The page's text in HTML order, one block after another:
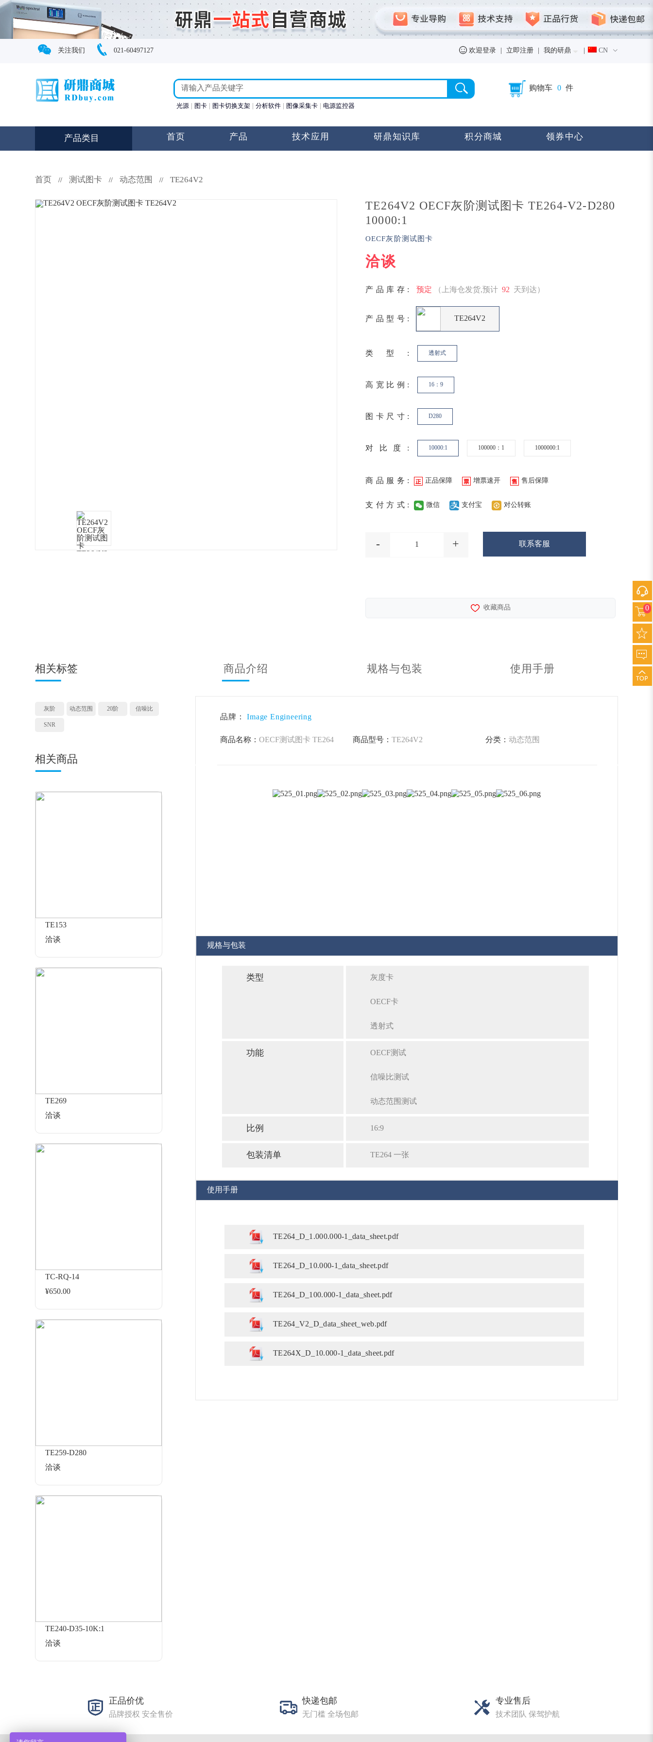
关注我们 021-60497127 欢迎登录 立即注册 我的研鼎 CN
光源 图卡 图卡切换支架 分析软件 图像采集卡 电源监控器
购物车 0 件
产品类目 首页 产品 技术应用 研鼎知识库 积分商城 领券中心
首页 // 测试图卡 // 动态范围 // TE264V2
TE264V2 OECF灰阶测试图卡 TE264-V2-D280
10000:1
OECF灰阶测试图卡
洽谈
产品库存: 预定 （上海仓发货,预计 92 天到达）
产品型号: TE264V2
类型: 透射式
高宽比例: 16：9
图卡尺寸: D280
对比度: 10000:1 100000：1 1000000:1
商品服务: 正品保障 增票速开 售后保障
支付方式: 微信 支付宝 对公转账
- 1 + 联系客服
收藏商品 0
相关标签
灰阶 动态范围 20阶 信噪比
SNR
相关商品
TE153
洽谈
TE269
洽谈
TC-RQ-14
¥650.00
TE259-D280
洽谈
TE240-D35-10K:1
洽谈
商品介绍 规格与包装 使用手册
品牌：Image Engineering
商品名称： OECF测试图卡 TE264 商品型号： TE264V2 分类： 动态范围
规格与包装
类型 灰度卡
OECF卡
透射式
功能 OECF测试
信噪比测试
动态范围测试
比例 16:9
包装清单 TE264 一张
使用手册
TE264_D_1.000.000-1_data_sheet.pdf
TE264_D_10.000-1_data_sheet.pdf
TE264_D_100.000-1_data_sheet.pdf
TE264_V2_D_data_sheet_web.pdf
TE264X_D_10.000-1_data_sheet.pdf
正品价优
品牌授权 安全售价
快递包邮
无门槛 全场包邮
专业售后
技术团队 保驾护航